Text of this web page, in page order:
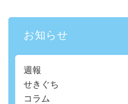
お知らせ
週報
せきぐち
コラム